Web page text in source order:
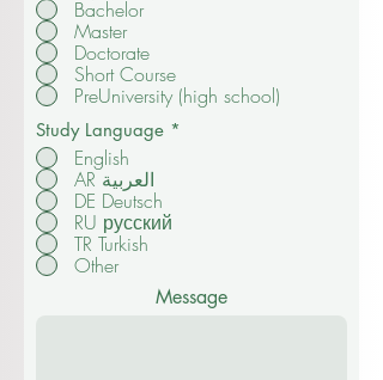
I want study: *
Diploma
Bachelor
Master
Doctorate
Short Course
PreUniversity (high school)
Study Language
English
AR العربية
DE Deutsch
RU русский